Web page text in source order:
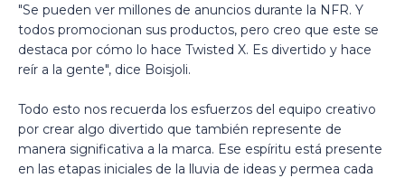
"Se pueden ver millones de anuncios durante la NFR. Y
todos promocionan sus productos, pero creo que este se
destaca por cómo lo hace Twisted X. Es divertido y hace
reír a la gente", dice Boisjoli.
Todo esto nos recuerda los esfuerzos del equipo creativo
por crear algo divertido que también represente de
manera significativa a la marca. Ese espíritu está presente
en las etapas iniciales de la lluvia de ideas y permea cada